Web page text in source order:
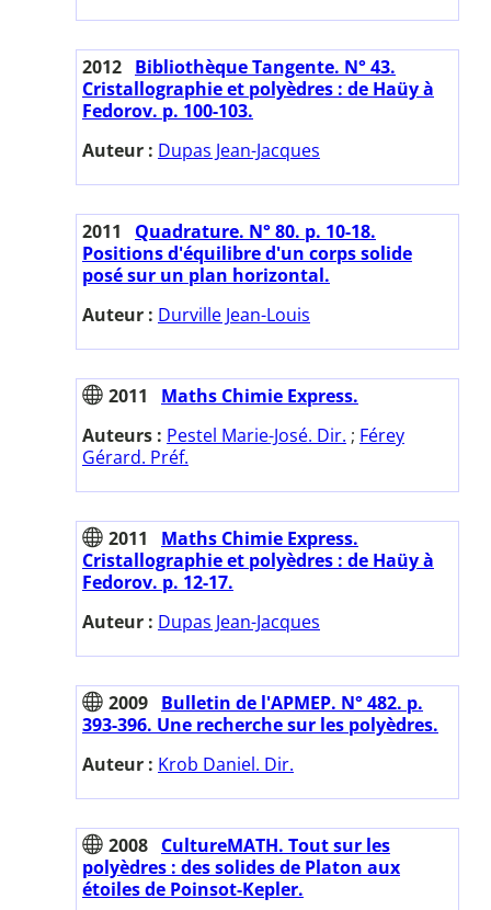
2012 Bibliothèque Tangente. N° 43.
Cristallographie et polyèdres : de Haüy à
Fedorov. p. 100-103.
Auteur : Dupas Jean-Jacques
2011
Quadrature. N° 80. p. 10-18.
Positions d'équilibre d'un corps solide
posé sur un plan horizontal.
Auteur : Durville Jean-Louis
2011
Maths Chimie Express.
Auteurs : Pestel Marie-José. Dir. ; Férey
Gérard. Préf.
2011
Maths Chimie Express.
Cristallographie et polyèdres : de Haüy à
Fedorov. p. 12-17.
Auteur : Dupas Jean-Jacques
2009 Bulletin de l'APMEP. N° 482. p.
393-396. Une recherche sur les polyèdres.
Auteur : Krob Daniel. Dir.
2008 CultureMATH. Tout sur les
polyèdres : des solides de Platon aux
étoiles de Poinsot-Kepler.